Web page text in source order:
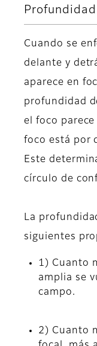
Cuando se
delante y
aparece en
profundidad
el foco
foco está por
Este
círculo de
La
siguientes
1) Cuanto
amplia se
campo.
2) Cuanto